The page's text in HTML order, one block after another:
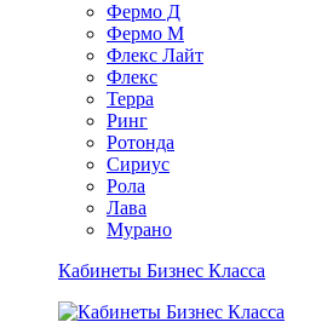
Фермо Д
Фермо М
Флекс Лайт
Флекс
Терра
Ринг
Ротонда
Сириус
Рола
Лава
Мурано
Кабинеты Бизнес Класса